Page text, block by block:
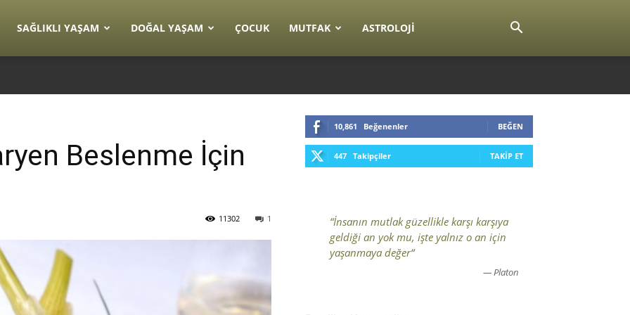
SAĞLIKLI YAŞAM DOĞAL YAŞAM ÇOCUK MUTFAK ASTROLOJI
Beslenme İçin
1
11302
10,861 Beğenenler BEĞEN
447 Takipçiler TAKIP ET
“İnsanın mutlak güzellikle karşı karşıya
geldiği an yok mu, işte yalnız o an için
yaşanmaya değer“
— Platon